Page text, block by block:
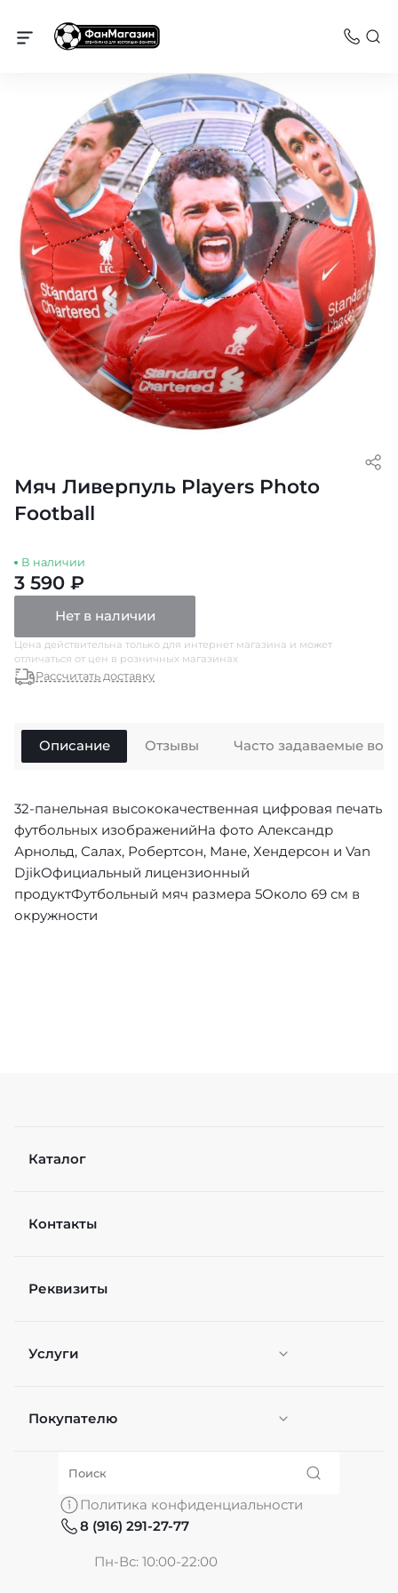
Ливерпуль
Мяч Ливерпуль Players Photo
Football
В наличии
3 590 ₽
Нет в наличии
Цена действительна только для интернет магазина и может
отличаться от цен в розничных магазинах
Рассчитать доставку
Описание
32-панельная высококачественная цифровая печать
футбольных изображенийНа фото Александр
Арнольд, Салах, Робертсон, Мане, Хендерсон и Van
DjikОфициальный лицензионный
продуктФутбольный мяч размера 5Около 69 см в
окружности
Отзывы Часто задаваемые
Каталог
Контакты
Реквизиты
Услуги
Персонификация
Покупателю
О нас
Политика конфиденциальности
8 (916) 291-27-77
Пн-Вс: 10:00-22:00